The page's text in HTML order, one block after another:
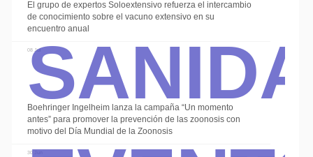
El grupo de expertos Soloextensivo refuerza el intercambio
de conocimiento sobre el vacuno extensivo en su
encuentro anual
08 Jul
Boehringer Ingelheim lanza la campaña “Un momento
antes” para promover la prevención de las zoonosis con
motivo del Día Mundial de la Zoonosis
30 Jun